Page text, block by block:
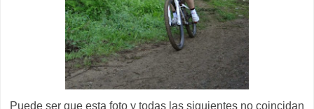
Puede ser que esta foto y todas las siguientes no coincidan